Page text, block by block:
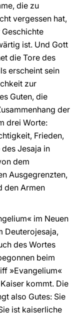
die zu
vergessen hat,
ist. Und Gott
die Tore des
erscheint sein
zur
Guten, die
der
drei Worte:
Frieden,
Jesaja in
dem
Ausgegrenzten,
den Armen
im Neuen
Deuterojesaja,
des Wortes
beim
»Evangelium«
kommt. Die
also Gutes: Sie
ist kaiserliche